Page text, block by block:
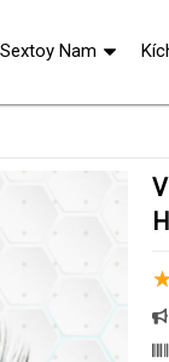
Vòng Đeo Dương Vật Silicon 2 Tầng Cao Cấp Tăng
Sextoy Nam